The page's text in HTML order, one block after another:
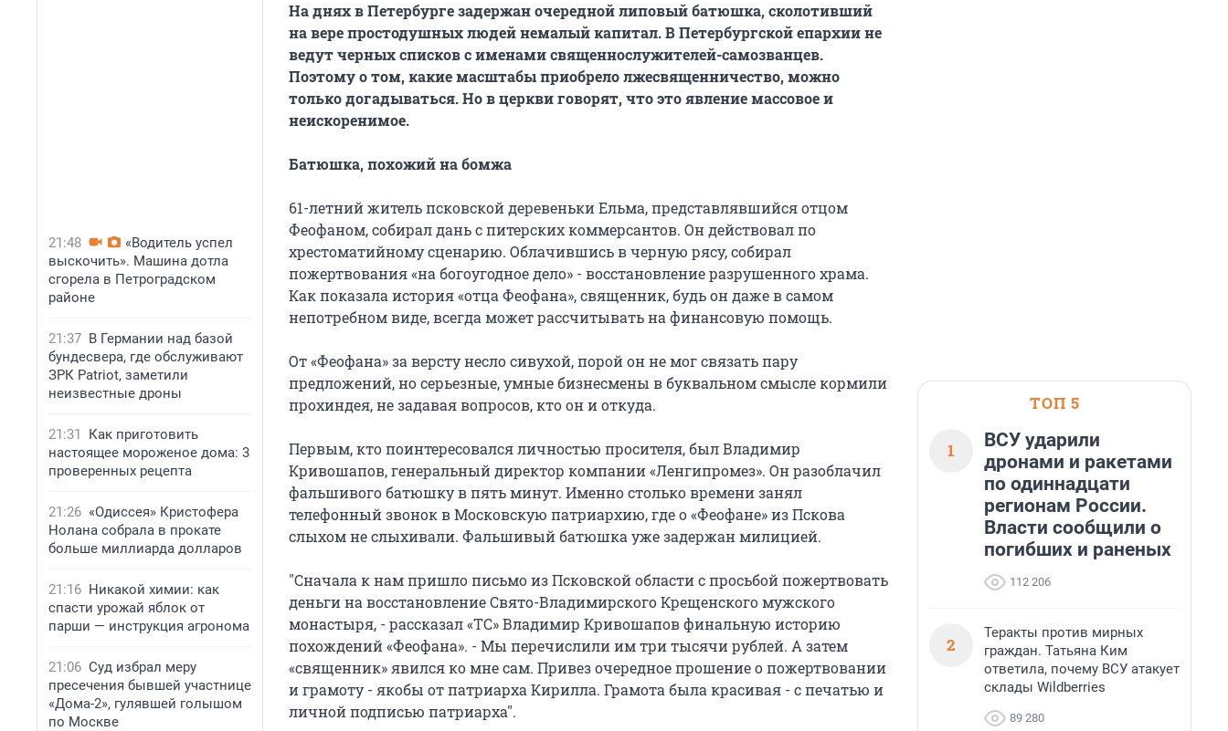
21:48
«Водитель успел
выскочить». Машина дотла
сгорела в Петроградском
районе
21:37 В Германии над базой
бундесвера, где обслуживают
ЗРК Patriot, заметили
неизвестные дроны
21:31
Как приготовить
настоящее мороженое дома: 3
проверенных рецепта
21:26 «Одиссея» Кристофера
Нолана собрала в прокате
больше миллиарда долларов
21:16 Никакой химии: как
спасти урожай яблок от
парши — инструкция агронома
21:06 Суд избрал меру
пресечения бывшей участнице
«Дома-2», гулявшей голышом
по Москве
На днях в Петербурге задержан очередной липовый батюшка, сколотивший
на вере простодушных людей немалый капитал. В Петербургской епархии не
ведут черных списков с именами священнослужителей-самозванцев.
Поэтому о том, какие масштабы приобрело лжесвященничество, можно
только догадываться. Но в церкви говорят, что это явление массовое и
неискоренимое.
Батюшка, похожий на бомжа
61-летний житель псковской деревеньки Ельма, представлявшийся отцом
Феофаном, собирал дань с питерских коммерсантов. Он действовал по
хрестоматийному сценарию. Облачившись в черную рясу, собирал
пожертвования «на богоугодное дело» - восстановление разрушенного храма.
Как показала история «отца Феофана», священник, будь он даже в самом
непотребном виде, всегда может рассчитывать на финансовую помощь.
От «Феофана» за версту несло сивухой, порой он не мог связать пару
предложений, но серьезные, умные бизнесмены в буквальном смысле кормили
прохиндея, не задавая вопросов, кто он и откуда.
Первым, кто поинтересовался личностью просителя, был Владимир
Кривошапов, генеральный директор компании «Ленгипромез». Он разоблачил
фальшивого батюшку в пять минут. Именно столько времени занял
телефонный звонок в Московскую патриархию, где о «Феофане» из Пскова
слыхом не слыхивали. Фальшивый батюшка уже задержан милицией.
"Сначала к нам пришло письмо из Псковской области с просьбой пожертвовать
деньги на восстановление Свято-Владимирского Крещенского мужского
монастыря, - рассказал «ТС» Владимир Кривошапов финальную историю
похождений «Феофана». - Мы перечислили им три тысячи рублей. А затем
«священник» явился ко мне сам. Привез очередное прошение о пожертвовании
и грамоту - якобы от патриарха Кирилла. Грамота была красивая - с печатью и
личной подписью патриарха".
ТОП 5
1
ВСУ ударили
дронами и ракетами
по одиннадцати
регионам России.
Власти сообщили о
погибших и раненых
112 206
2
Теракты против мирных
граждан. Татьяна Ким
ответила, почему ВСУ атакует
склады Wildberries
89 280